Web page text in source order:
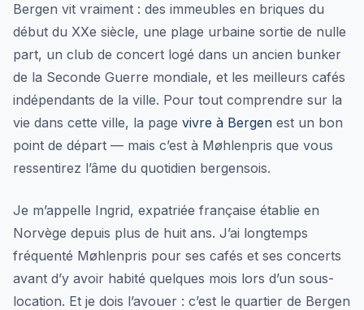
Bergen vit vraiment : des immeubles en briques du
début du XXe siècle, une plage urbaine sortie de nulle
part, un club de concert logé dans un ancien bunker
de la Seconde Guerre mondiale, et les meilleurs cafés
indépendants de la ville. Pour tout comprendre sur la
vie dans cette ville, la page vivre à Bergen est un bon
point de départ — mais c’est à Møhlenpris que vous
ressentirez l’âme du quotidien bergensois.
Je m’appelle Ingrid, expatriée française établie en
Norvège depuis plus de huit ans. J’ai longtemps
fréquenté Møhlenpris pour ses cafés et ses concerts
avant d’y avoir habité quelques mois lors d’un sous-
location. Et je dois l’avouer : c’est le quartier de Bergen